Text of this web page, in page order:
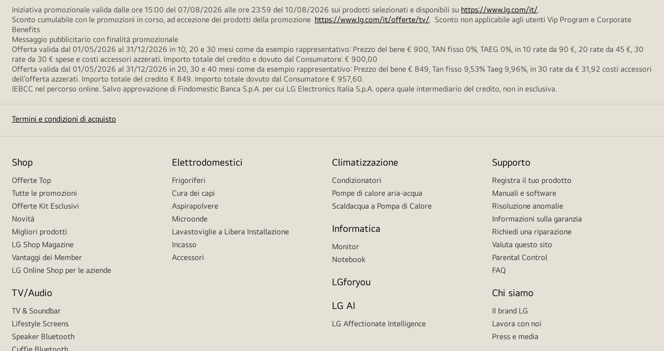
Iniziativa promozionale valida dalle ore 15:00 del 07/08/2026 alle ore 23:59 del 10/08/2026 sui prodotti selezionati e disponibili su https://www.lg.com/it/.
Sconto cumulabile con le promozioni in corso, ad eccezione dei prodotti della promozione https://www.lg.com/it/offerte/tv/. Sconto non applicabile agli utenti Vip Program e Corporate
Benefits
Messaggio pubblicitario con finalità promozionale
Offerta valida dal 01/05/2026 al 31/12/2026 in 10, 20 e 30 mesi come da esempio rappresentativo: Prezzo del bene € 900, TAN fisso 0%, TAEG 0%, in 10 rate da 90 €, 20 rate da 45 €, 30
rate da 30 € spese e costi accessori azzerati. Importo totale del credito e dovuto dal Consumatore: € 900,00
Offerta valida dal 01/05/2026 al 31/12/2026 in 20, 30 e 40 mesi come da esempio rappresentativo: Prezzo del bene € 849, Tan fisso 9,53% Taeg 9,96%, in 30 rate da € 31,92 costi accessori
dell’offerta azzerati. Importo totale del credito € 849. Importo totale dovuto dal Consumatore € 957,60.
IEBCC nel percorso online. Salvo approvazione di Findomestic Banca S.p.A. per cui LG Electronics Italia S.p.A. opera quale intermediario del credito, non in esclusiva.
Termini e condizioni di acquisto
Shop
Offerte Top
Tutte le promozioni
Offerte Kit Esclusivi
Novità
Migliori prodotti
LG Shop Magazine
Vantaggi dei Member
LG Online Shop per le aziende
TV/Audio
TV & Soundbar
Lifestyle Screens
Speaker Bluetooth
Elettrodomestici
Frigoriferi
Cura dei capi
Aspirapolvere
Microonde
Lavastoviglie a Libera Installazione
Incasso
Accessori
Climatizzazione
Condizionatori
Pompe di calore aria-acqua
Scaldacqua a Pompa di Calore
Informatica
Monitor
Notebook
LGforyou
LG AI
LG Affectionate Intelligence
Supporto
Registra il tuo prodotto
Manuali e software
Risoluzione anomalie
Informazioni sulla garanzia
Richiedi una riparazione
Valuta questo sito
Parental Control
FAQ
Chi siamo
Il brand LG
Lavora con noi
Press e media